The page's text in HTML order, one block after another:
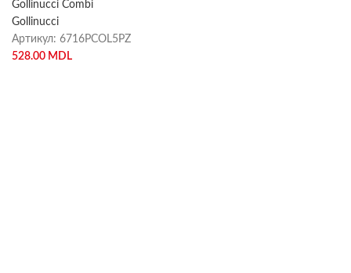
Gollinucci Combi
Gollinucci
Артикул: 6716PCOL5PZ
528.00 MDL